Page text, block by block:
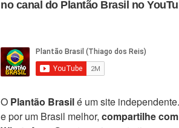
no canal do Plantão Brasil no
O Plantão Brasilé um site
e por um Brasil melhor, compartilhe